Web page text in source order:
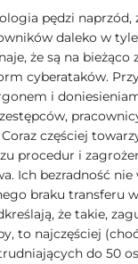
pędzi naprzód,
daleko w
że są na
cyberataków.
i
częściej
procedur i
Ich bezradność nie
braku transferu
że takie,
to najczęściej
do 50